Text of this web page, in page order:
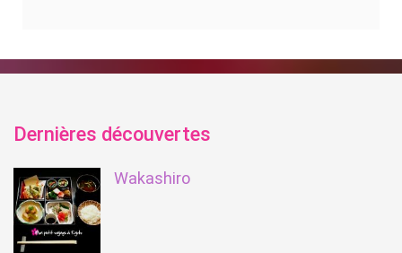
Dernières découvertes
Wakashiro